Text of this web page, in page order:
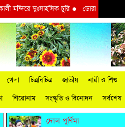
দুঃসাহসিক চুরি●ডোরাকাটা মাল্টা
খেলা চিত্রবিচিত্র জাতীয় নারী ও শিশু
শিরোনাম সংস্কৃতি ও বিনোদন সর্বশেষ
দোল পূর্ণিমা